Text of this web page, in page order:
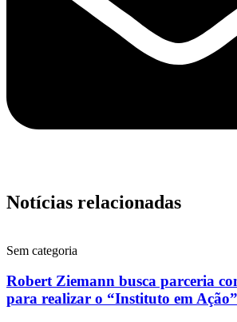
Notícias relacionadas
Sem categoria
Robert Ziemann busca parceria
para realizar o “Instituto em